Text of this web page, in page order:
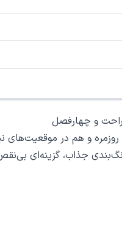
راحت و چهارفصل
و هم در موقعیت‌های